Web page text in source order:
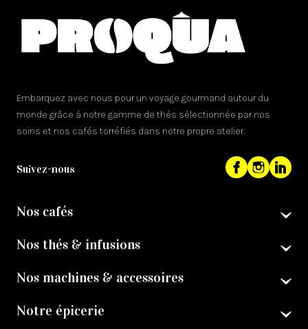
Embarquez avec nous pour un voyage gourmand autour du
monde grâce à notre gamme de thés sélectionnée par nos
soins et nos cafés torréfiés dans notre propre atelier.
Suivez-nous
Nos cafés
Nos thés & infusions
Nos machines & accessoires
Notre épicerie